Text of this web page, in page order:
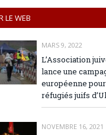
LE WEB
MARS 9, 2022
L’Association
lance une
européenne
réfugiés juifs
NOVEMBRE 16, 2021